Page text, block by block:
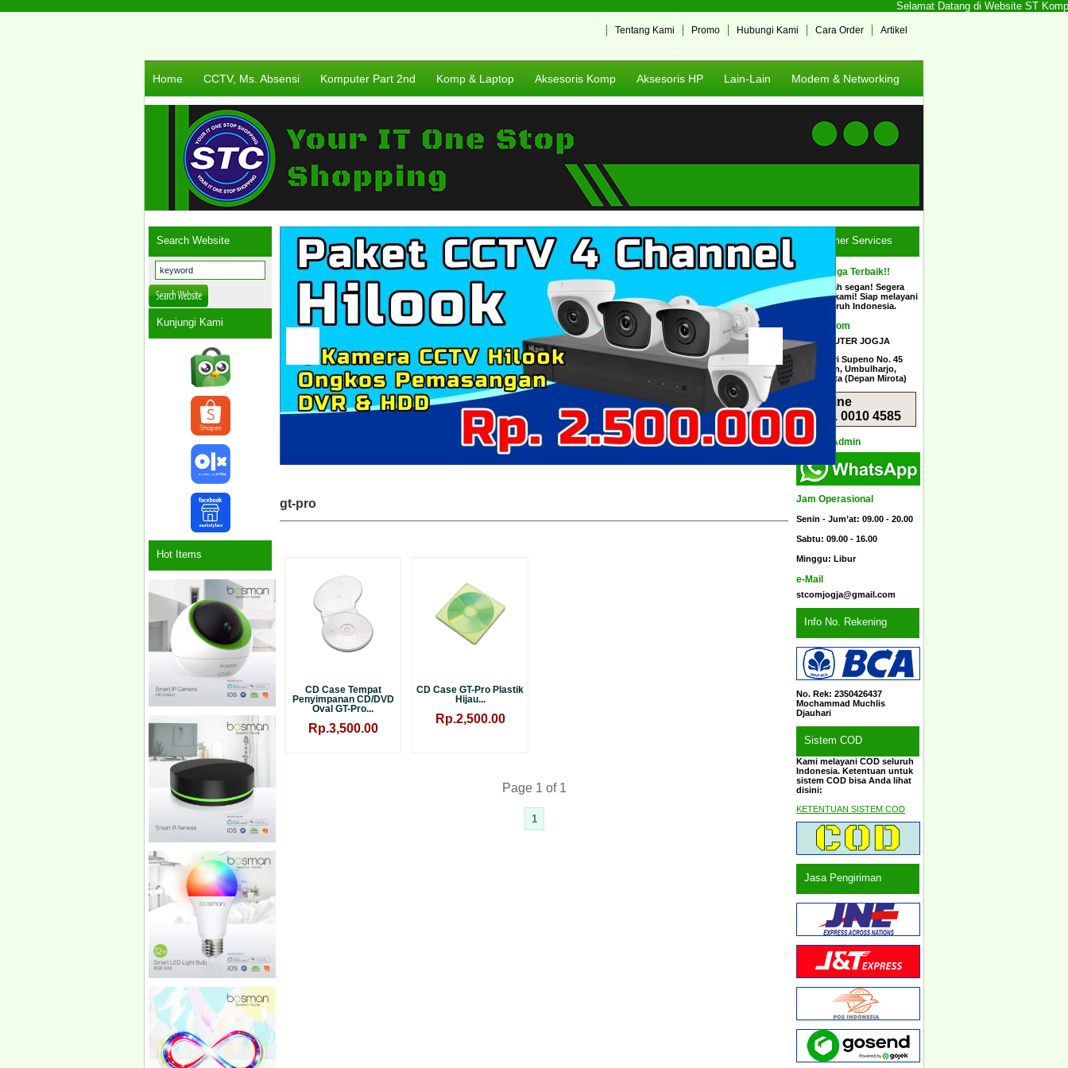
Selamat Datang di Website ST
Artikel
Cara Order
Hubungi Kami
Promo
Tentang Kami
Home CCTV, Ms. Absensi Komputer Part 2nd Komp & Laptop Aksesoris Komp Aksesoris HP Lain-Lain Modem & Networking
Search Website
Kunjungi Kami
Hot Items
gt-pro
CD Case Tempat
Penyimpanan CD/DVD
Oval GT-Pro...
Rp.3,500.00
CD Case GT-Pro Plastik
Hijau...
Rp.2,500.00
Page 1 of 1
1
Customer Services
Ingin Harga Terbaik!!
Tidak usah segan! Segera
hubungi kami! Siap melayani
COD seluruh Indonesia.
Show Room
STCOMPUTER JOGJA
Jl. Menteri Supeno No. 45
Sorosutan, Umbulharjo,
Yogyakarta (Depan Mirota)
Hotline
0851 0010 4585
Kontak Admin
Jam Operasional
Senin - Jum’at: 09.00 - 20.00
Sabtu: 09.00 - 16.00
Minggu: Libur
e-Mail
stcomjogja@gmail.com
Info No. Rekening
No. Rek: 2350426437
Mochammad Muchlis
Djauhari
Sistem COD
Kami melayani COD seluruh
Indonesia. Ketentuan untuk
sistem COD bisa Anda lihat
disini:
KETENTUAN SISTEM COD
Jasa Pengiriman